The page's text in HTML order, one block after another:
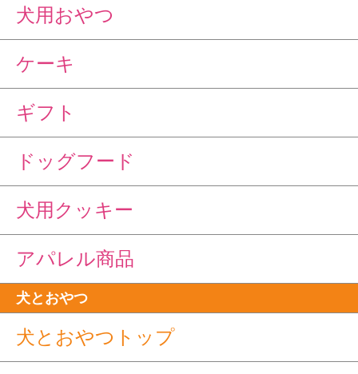
犬用おやつ
ケーキ
ギフト
ドッグフード
犬用クッキー
アパレル商品
犬とおやつ
犬とおやつトップ